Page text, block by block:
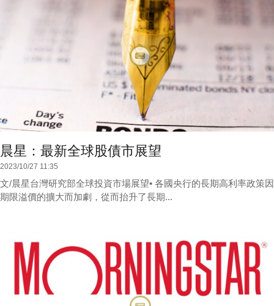
晨星：最新全球股債市展望
2023/10/27 11:35
文/晨星台灣研究部全球投資市場展望• 各國央行的長期高利率政策因
期限溢價的擴大而加劇，從而抬升了長期...